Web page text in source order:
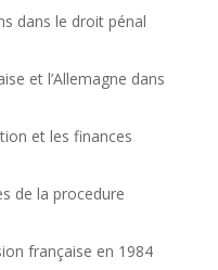
dans le droit pénal
et l’Allemagne dans
et les finances
de la procedure
française en 1984